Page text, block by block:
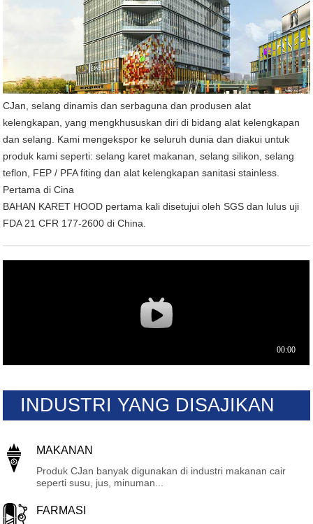
CJan, selang dinamis dan serbaguna dan produsen alat
kelengkapan, yang mengkhususkan diri di bidang alat kelengkapan
dan selang. Kami mengekspor ke seluruh dunia dan diakui untuk
produk kami seperti: selang karet makanan, selang silikon, selang
teflon, FEP / PFA fiting dan alat kelengkapan sanitasi stainless.
Pertama di Cina
BAHAN KARET HOOD pertama kali disetujui oleh SGS dan lulus uji
FDA 21 CFR 177-2600 di China.
INDUSTRI YANG DISAJIKAN
MAKANAN
Produk CJan banyak digunakan di industri makanan cair
seperti susu, jus, minuman...
FARMASI